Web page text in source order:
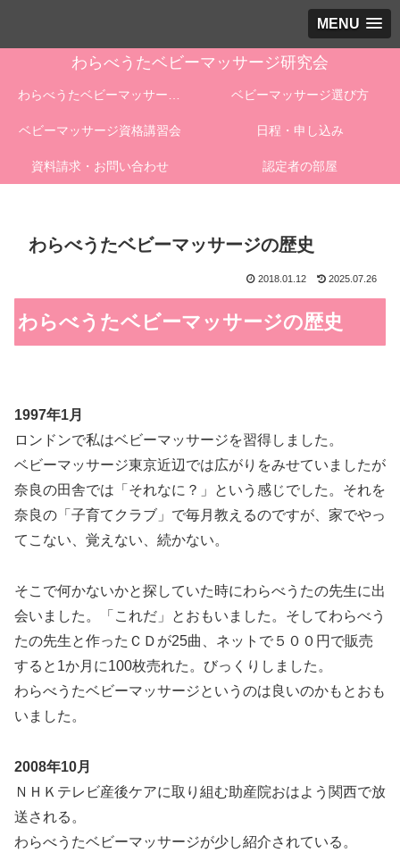
MENU
わらべうたベビーマッサージ研究会
ベビーマッサージ選び方
ベビーマッサージ資格講習会 日程・申し込み
資料請求・お問い合わせ 認定者の部屋
わらべうたベビーマッサージの歴史
2018.01.12 2025.07.26
わらべうたベビーマッサージの歴史
1997年1月
ロンドンで私はベビーマッサージを習得しました。
ベビーマッサージ東京近辺では広がりをみせていましたが
奈良の田舎では「それなに？」という感じでした。それを
奈良の「子育てクラブ」で毎月教えるのですが、家でやっ
てこない、覚えない、続かない。
そこで何かないかと探していた時にわらべうたの先生に出
会いました。「これだ」とおもいました。そしてわらべう
たの先生と作ったＣＤが25曲、ネットで５００円で販売
すると1か月に100枚売れた。びっくりしました。
わらべうたベビーマッサージというのは良いのかもとおも
いました。
2008年10月
ＮＨＫテレビ産後ケアに取り組む助産院おはよう関西で放
送される。
わらべうたベビーマッサージが少し紹介されている。